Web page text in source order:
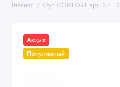
Главная Стул COMFORT арт. 3.4.13
Акция
Популярный